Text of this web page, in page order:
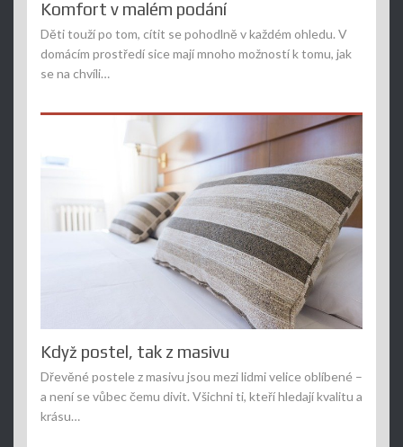
Komfort v malém podání
Děti touží po tom, cítit se pohodlně v každém ohledu. V
domácím prostředí sice mají mnoho možností k tomu, jak
se na chvíli…
Když postel, tak z masivu
Dřevěné postele z masivu jsou mezi lidmi velice oblíbené –
a není se vůbec čemu divit. Všichni ti, kteří hledají kvalitu a
krásu…